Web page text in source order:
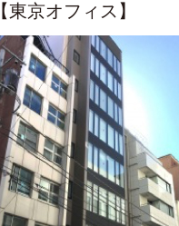
【東京オフィス】